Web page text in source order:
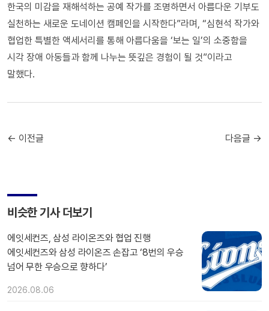
한국의 미감을 재해석하는 공예 작가를 조명하면서 아름다운 기부도
실천하는 새로운 도네이션 캠페인을 시작한다”라며, “심현석 작가와
협업한 특별한 액세서리를 통해 아름다움을 ‘보는 일’의 소중함을
시각 장애 아동들과 함께 나누는 뜻깊은 경험이 될 것”이라고
말했다.
← 이전글 다음글 →
비슷한 기사 더보기
에잇세컨즈, 삼성 라이온즈와 협업 진행
에잇세컨즈와 삼성 라이온즈 손잡고 ‘8번의 우승
넘어 무한 우승으로 향하다’
2026.08.06